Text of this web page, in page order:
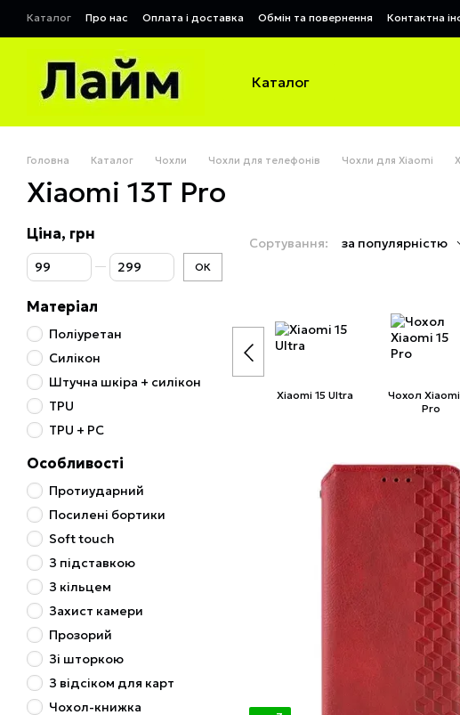
Перейти до основного контенту
Каталог Про нас Оплата і доставка Обмін та повернення Контактна
Договір публічної оферти
Каталог
Головна Каталог Чохли Чохли для телефонів Чохли для Xiaomi
Xiaomi 13T Pro
Сортування: за популярністю
Xiaomi 15 Ultra
Чохол Xiaomi
Pro
Ціна, грн
Від Ціна, грн
До Ціна, грн ОК
Матеріал
Поліуретан
Силікон
Штучна шкіра + силікон
TPU
TPU + PC
Особливості
Протиударний
Посилені бортики
Soft touch
З підставкою
З кільцем
Захист камери
Прозорий
Зі шторкою
З відсіком для карт
Чохол-книжка